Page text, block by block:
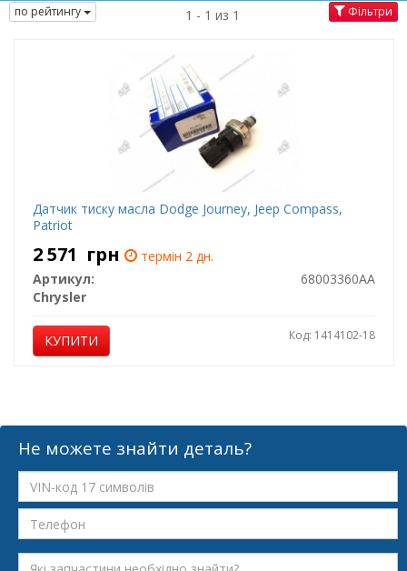
по рейтингу 1 - 1 из 1 Фільтри
Датчик тиску масла Dodge Journey, Jeep Compass,
Patriot
2 571 грн
термін 2 дн.
Артикул:
68003360AA
Chrysler
КУПИТИ Код: 1414102-18
Не можете знайти деталь?